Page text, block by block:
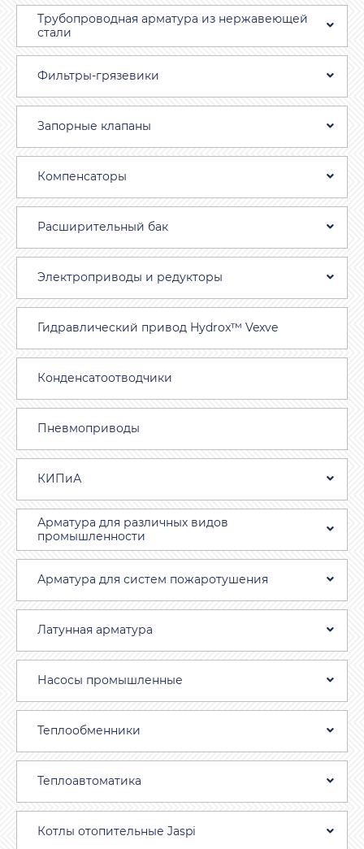
Трубопроводная aрматура из нержавеющей
стали
Фильтры-грязевики
Запорные клапаны
Компенсаторы
Расширительный бак
Электроприводы и редукторы
Гидравлический привод Hydrox™ Vexve
Конденсатоотводчики
Пневмоприводы
КИПиА
Арматура для различных видов
промышленности
Арматура для систем пожаротушения
Латунная арматура
Насосы промышленные
Теплообменники
Теплоавтоматика
Котлы отопительные Jaspi